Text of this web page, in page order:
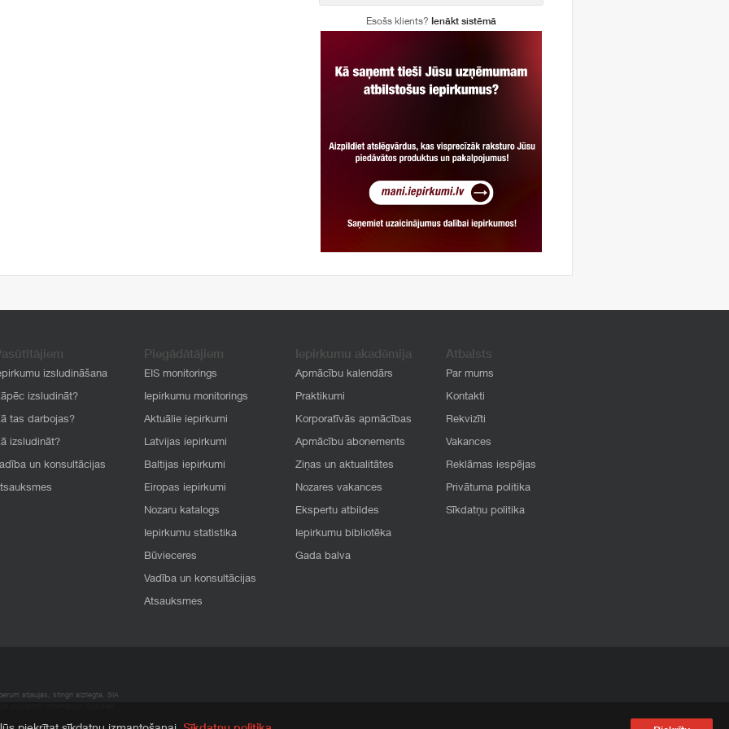
Esošs klients? Ienākt sistēmā
izsludināšana
izsludināt?
tas darbojas?
izsludināt?
un konsultācijas
Piegādātājiem
EIS monitorings
Iepirkumu monitorings
Aktuālie iepirkumi
Latvijas iepirkumi
Baltijas iepirkumi
Eiropas iepirkumi
Nozaru katalogs
Iepirkumu statistika
Būvieceres
Vadība un konsultācijas
Atsauksmes
Iepirkumu akadēmija
Apmācību kalendārs
Praktikumi
Korporatīvās apmācības
Apmācību abonements
Ziņas un aktualitātes
Nozares vakances
Ekspertu atbildes
Iepirkumu bibliotēka
Gada balva
Atbalsts
Par mums
Kontakti
Rekvizīti
Vakances
Reklāmas iespējas
Privātuma politika
Sīkdatņu politika
atļaujas, stingri aizliegta. SIA